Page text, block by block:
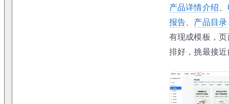
产品详情介绍
报告
产品目录
有现成模板，
排好，挑最接